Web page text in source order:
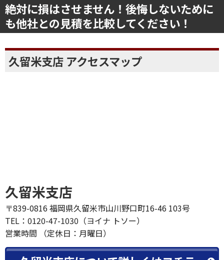
絶対に損はさせません！後悔しないために
も他社との見積を比較してください！
久留米支店 アクセスマップ
久留米支店
〒839-0816 福岡県久留米市山川野口町16-46 103号
TEL：0120-47-1030（ヨイナ トソー）
営業時間 （定休日：月曜日）